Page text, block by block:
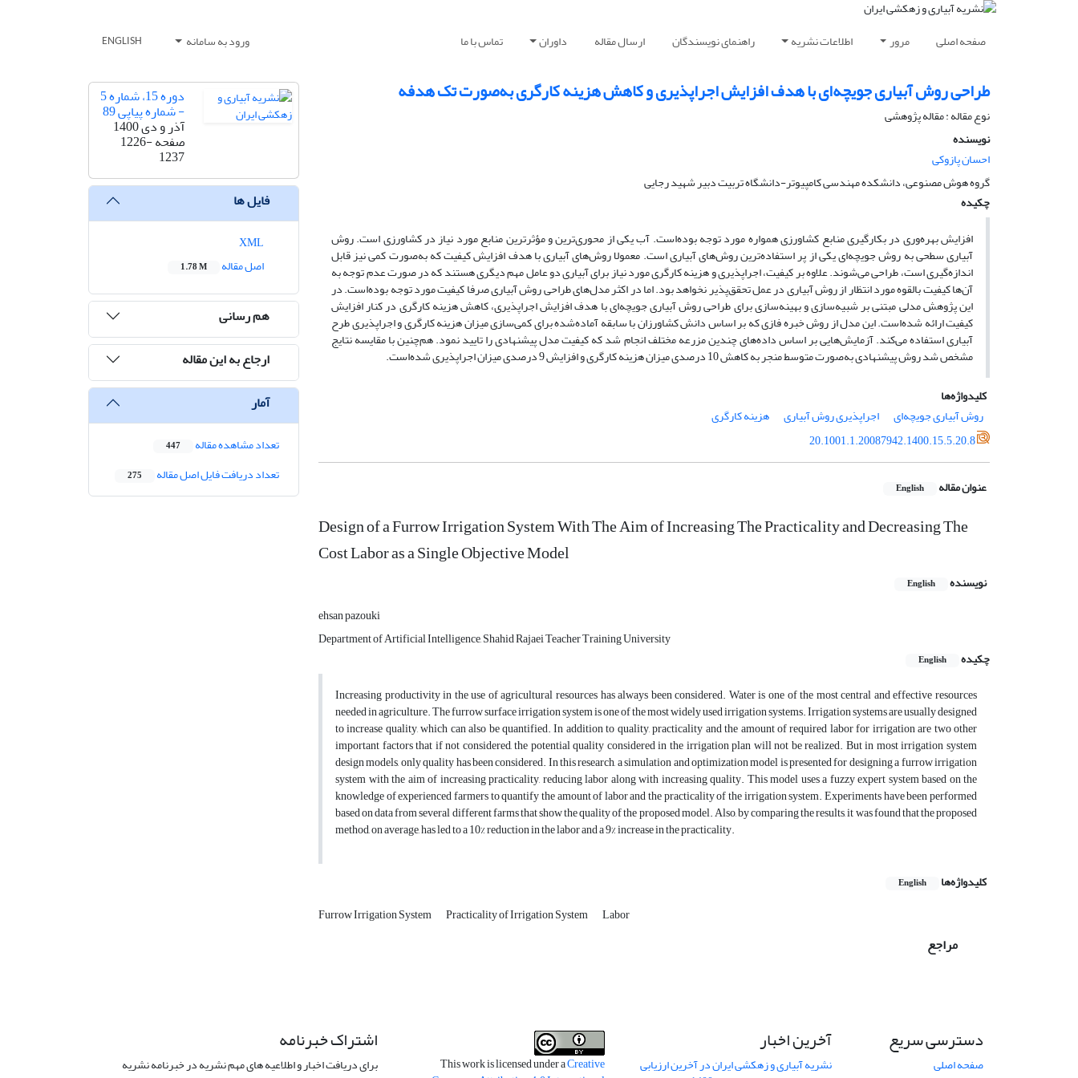
صفحه اصلی مرور اطلاعات نشریه راهنمای نویسندگان ارسال مقاله داوران تماس با ما ورود به سامانه ENGLISH
طراحی روش آبیاری جویچه‌ای با هدف افزایش اجراپذیری و کاهش هزینه کارگری به‌صورت تک هدفه
نوع مقاله : مقاله پژوهشی
نویسنده
احسان پازوکی
گروه هوش مصنوعی، دانشکده مهندسی کامپیوتر-دانشگاه تربیت دبیر شهید رجایی
چکیده
افزایش بهره‌وری در بکارگیری منابع کشاورزی همواره مورد توجه بوده‌است. آب یکی از محوری‌ترین و مؤثرترین منابع مورد نیاز در کشاورزی است. روش
آبیاری سطحی به روش جویچه‌ای یکی از پر استفاده‌ترین روش‌های آبیاری است. معمولا روش‌های آبیاری با هدف افزایش کیفیت که به‌صورت کمی نیز قابل
اندازه‌گیری است، طراحی می‌شوند. علاوه بر کیفیت، اجراپذیری و هزینه کارگری مورد نیاز برای آبیاری دو عامل مهم دیگری هستند که در صورت عدم توجه به
آن‌ها کیفیت بالقوه مورد انتظار از روش آبیاری در عمل تحقق‌پذیر نخواهد بود. اما در اکثر مدل‌های طراحی روش آبیاری صرفا کیفیت مورد توجه بوده‌است. در
این پژوهش مدلی مبتنی بر شبیه‌سازی و بهینه‌سازی برای طراحی روش آبیاری جویچه‌ای با هدف افزایش اجراپذیری، کاهش هزینه کارگری در کنار افزایش
کیفیت ارائه شده‌است. این مدل از روش خبره فازی که بر اساس دانش کشاورزان با سابقه آماده‌شده برای کمی‌سازی میزان هزینه کارگری و اجراپذیری طرح
آبیاری استفاده می‌کند. آزمایش‌هایی بر اساس داده‌های چندین مزرعه مختلف انجام شد که کیفیت مدل پیشنهادی را تایید نمود. هم‌چنین با مقایسه نتایج
مشخص شد روش پیشنهادی به‌صورت متوسط منجر به کاهش 10 درصدی میزان هزینه کارگری و افزایش 9 درصدی میزان اجراپذیری شده‌است.
کلیدواژه‌ها
روش آبیاری جویچه‌ای
اجراپذیری روش آبیاری
هزینه کارگری
20.1001.1.20087942.1400.15.5.20.8
عنوان مقاله English
Design of a Furrow Irrigation System With The Aim of Increasing The Practicality and Decreasing The
Cost Labor as a Single Objective Model
نویسنده English
ehsan pazouki
Department of Artificial Intelligence, Shahid Rajaei Teacher Training University
چکیده
English
Increasing productivity in the use of agricultural resources has always been considered. Water is one of the most central and effective resources
needed in agriculture. The furrow surface irrigation system is one of the most widely used irrigation systems. Irrigation systems are usually designed
to increase quality, which can also be quantified. In addition to quality, practicality and the amount of required labor for irrigation are two other
important factors that if not considered, the potential quality considered in the irrigation plan will not be realized. But in most irrigation system
design models, only quality has been considered. In this research, a simulation and optimization model is presented for designing a furrow irrigation
system with the aim of increasing practicality, reducing labor along with increasing quality. This model uses a fuzzy expert system based on the
knowledge of experienced farmers to quantify the amount of labor and the practicality of the irrigation system. Experiments have been performed
based on data from several different farms that show the quality of the proposed model. Also, by comparing the results, it was found that the proposed
method, on average, has led to a 10% reduction in the labor and a 9% increase in the practicality.
کلیدواژه‌ها English
Furrow Irrigation System Practicality of Irrigation System Labor
مراجع
دوره 15، شماره 5
- شماره پیاپی 89
آذر و دی 1400
صفحه1226-
1237
فایل ها
اصل مقاله
1.78 M
هم رسانی
ارجاع به این مقاله
آمار
تعداد مشاهده مقاله 447
تعداد دریافت فایل اصل مقاله 275
دسترسی سریع
صفحه اصلی
آخرین اخبار
نشریه آبیاری و زهکشی ایران در آخرین ارزیابی This work is licensed under aCreative
اشتراک خبرنامه
برای دریافت اخبار و اطلاعیه های مهم نشریه در خبرنامه نشریه